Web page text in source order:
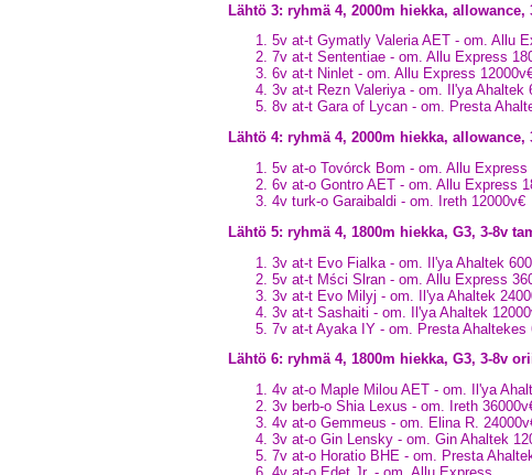
Lähtö 3: ryhmä 4, 2000m hiekka, allowance,
5v at-t Gymatly Valeria AET - om. Allu
7v at-t Sententiae - om. Allu Express
6v at-t Ninlet - om. Allu Express
3v at-t Rezn Valeriya - om. Il'ya Ahaltek
8v at-t Gara of Lycan - om. Presta
Lähtö 4: ryhmä 4, 2000m hiekka, allowance,
5v at-o Tovórck Bom - om. Allu Express
6v at-o Gontro AET - om. Allu Express
4v turk-o Garaibaldi - om. Ireth 12000v€
Lähtö 5: ryhmä 4, 1800m hiekka, G3, 3-8v
3v at-t Evo Fialka - om. Il'ya Ahaltek
5v at-t Mści Slran - om. Allu Express
3v at-t Evo Milyj - om. Il'ya Ahaltek
3v at-t Sashaiti - om. Il'ya Ahaltek
7v at-t Ayaka IY - om. Presta Ahaltekes
Lähtö 6: ryhmä 4, 1800m hiekka, G3, 3-8v
4v at-o Maple Milou AET - om. Il'ya
3v berb-o Shia Lexus - om. Ireth
4v at-o Gemmeus - om. Elina R.
3v at-o Gin Lensky - om. Gin Ahaltek
7v at-o Horatio BHE - om. Presta